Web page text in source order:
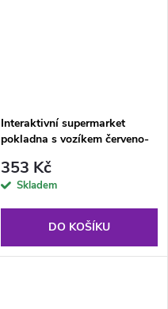
Interaktivní supermarket
pokladna s vozíkem červeno-
353 Kč
Skladem
DO KOŠÍKU